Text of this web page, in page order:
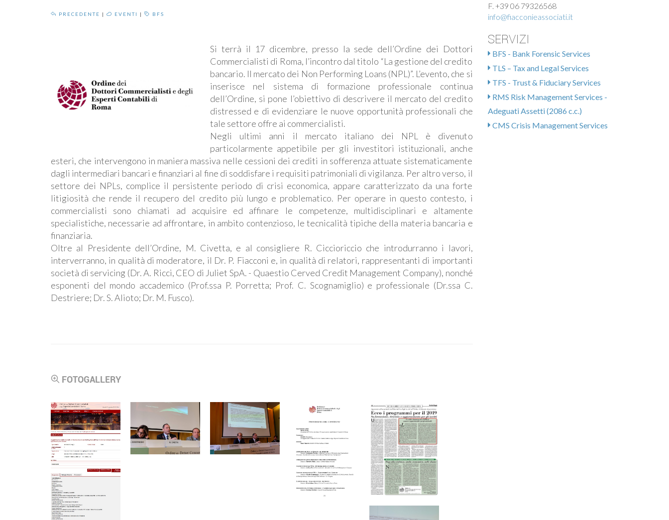
PRECEDENTE | EVENTI | BFS
Si terrà il 17 dicembre, presso la sede dell’Ordine dei Dottori
Commercialisti di Roma, l’incontro dal titolo “La gestione del credito
bancario. Il mercato dei Non Performing Loans (NPL)”. L’evento, che si
inserisce nel sistema di formazione professionale continua
dell’Ordine, si pone l’obiettivo di descrivere il mercato del credito
distressed e di evidenziare le nuove opportunità professionali che
tale settore offre ai commercialisti.
Negli ultimi anni il mercato italiano dei NPL è divenuto
particolarmente appetibile per gli investitori istituzionali, anche
esteri, che intervengono in maniera massiva nelle cessioni dei crediti in sofferenza attuate sistematicamente
dagli intermediari bancari e finanziari al fine di soddisfare i requisiti patrimoniali di vigilanza. Per altro verso, il
settore dei NPLs, complice il persistente periodo di crisi economica, appare caratterizzato da una forte
litigiosità che rende il recupero del credito più lungo e problematico. Per operare in questo contesto, i
commercialisti sono chiamati ad acquisire ed affinare le competenze, multidisciplinari e altamente
specialistiche, necessarie ad affrontare, in ambito contenzioso, le tecnicalità tipiche della materia bancaria e
finanziaria.
Oltre al Presidente dell’Ordine, M. Civetta, e al consigliere R. Ciccioriccio che introdurranno i lavori,
interverranno, in qualità di moderatore, il Dr. P. Fiacconi e, in qualità di relatori, rappresentanti di importanti
società di servicing (Dr. A. Ricci, CEO di Juliet SpA. - Quaestio Cerved Credit Management Company), nonché
esponenti del mondo accademico (Prof.ssa P. Porretta; Prof. C. Scognamiglio) e professionale (Dr.ssa C.
Destriere; Dr. S. Alioto; Dr. M. Fusco).
FOTOGALLERY
F. +39 06 79326568
info@fiacconieassociati.it
SERVIZI
BFS - Bank Forensic Services
TLS – Tax and Legal Services
TFS - Trust & Fiduciary Services
RMS Risk Management Services -
Adeguati Assetti (2086 c.c.)
CMS Crisis Management Services